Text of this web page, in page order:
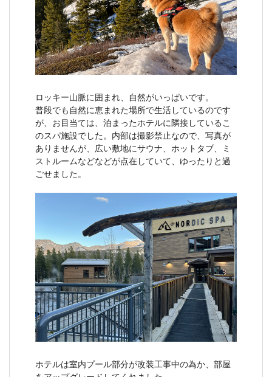
ロッキー山脈に囲まれ、自然がいっぱいです。
普段でも自然に恵まれた場所で生活しているのです
が、お目当ては、泊まったホテルに隣接しているこ
のスパ施設でした。内部は撮影禁止なので、写真が
ありませんが、広い敷地にサウナ、ホットタブ、ミ
ストルームなどなどが点在していて、ゆったりと過
ごせました。
ホテルは室内プール部分が改装工事中の為か、部屋